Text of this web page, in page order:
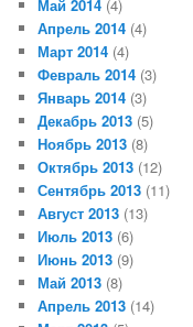
Май 2014 (4)
Апрель 2014 (4)
Март 2014 (4)
Февраль 2014 (3)
Январь 2014 (3)
Декабрь 2013 (5)
Ноябрь 2013 (8)
Октябрь 2013 (12)
Сентябрь 2013 (11)
Август 2013 (13)
Июль 2013 (6)
Июнь 2013 (9)
Май 2013 (8)
Апрель 2013 (14)